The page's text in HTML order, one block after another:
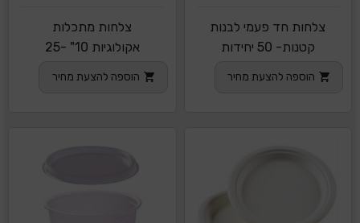
צלחות חד פעמי לבנות
קטנות- 50 יחידות
הוספה להצעת מחיר
צלחות מתכלות
אקולוגיות 10" -25
הוספה להצעת מחיר